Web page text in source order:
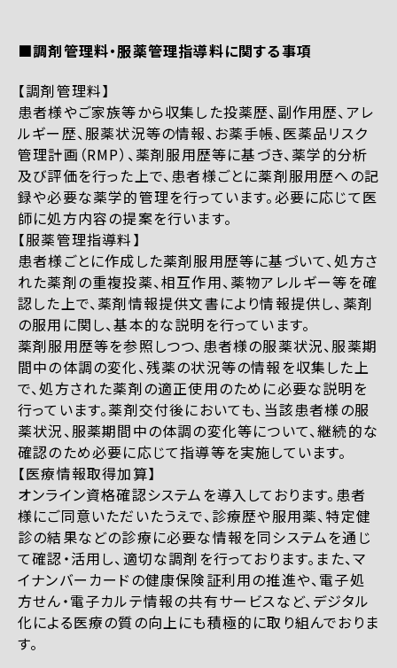
■調剤管理料・服薬管理指導料に関する事項
【調剤管理料】
患者様やご家族等から収集した投薬歴、副作用歴、アレ
ルギー歴、服薬状況等の情報、お薬手帳、医薬品リスク
管理計画（RMP）、薬剤服用歴等に基づき、薬学的分析
及び評価を行った上で、患者様ごとに薬剤服用歴への記
録や必要な薬学的管理を行っています。必要に応じて医
師に処方内容の提案を行います。
【服薬管理指導料】
患者様ごとに作成した薬剤服用歴等に基づいて、処方さ
れた薬剤の重複投薬、相互作用、薬物アレルギー等を確
認した上で、薬剤情報提供文書により情報提供し、薬剤
の服用に関し、基本的な説明を行っています。
薬剤服用歴等を参照しつつ、患者様の服薬状況、服薬期
間中の体調の変化、残薬の状況等の情報を収集した上
で、処方された薬剤の適正使用のために必要な説明を
行っています。薬剤交付後においても、当該患者様の服
薬状況、服薬期間中の体調の変化等について、継続的な
確認のため必要に応じて指導等を実施しています。
【医療情報取得加算】
オンライン資格確認システムを導入しております。患者
様にご同意いただいたうえで、診療歴や服用薬、特定健
診の結果などの診療に必要な情報を同システムを通じ
て確認・活用し、適切な調剤を行っております。また、マ
イナンバーカードの健康保険証利用の推進や、電子処
方せん・電子カルテ情報の共有サービスなど、デジタル
化による医療の質の向上にも積極的に取り組んでおりま
す。